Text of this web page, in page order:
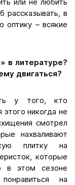
или не любить
рассказывать, в
оптику – всякие
в литературе?
двигаться?
у того, кто
никогда не
смотрел
нахваливают
плитку на
которые
в этом сезоне
на